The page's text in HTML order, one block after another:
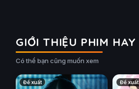
GIỚI THIỆU PHIM HAY
Có thể bạn cũng muốn xem
Đề xuất Đề xuất